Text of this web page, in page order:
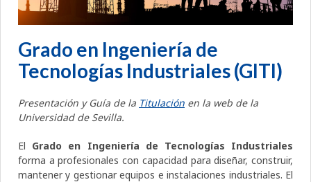
Grado en Ingeniería de
Tecnologías Industriales (GITI)
Presentación y Guía de la Titulación en la web de la
Universidad de Sevilla.
El Grado en Ingeniería de Tecnologías Industriales
forma a profesionales con capacidad para diseñar, construir,
mantener y gestionar equipos e instalaciones industriales. El